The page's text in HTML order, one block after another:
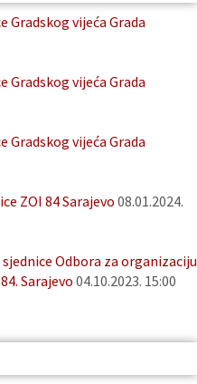
Gradskog vijeća Grada
Gradskog vijeća Grada
Gradskog vijeća Grada
ZOI 84 Sarajevo 08.01.2024.
Odbora za organizaciju
Sarajevo 04.10.2023. 15:00